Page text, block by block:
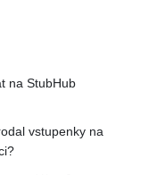
na StubHub
vstupenky na